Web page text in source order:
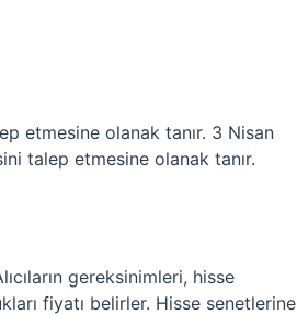
etmesine olanak tanır. 3 Nisan
talep etmesine olanak tanır.
gereksinimleri, hisse
fiyatı belirler. Hisse senetlerine